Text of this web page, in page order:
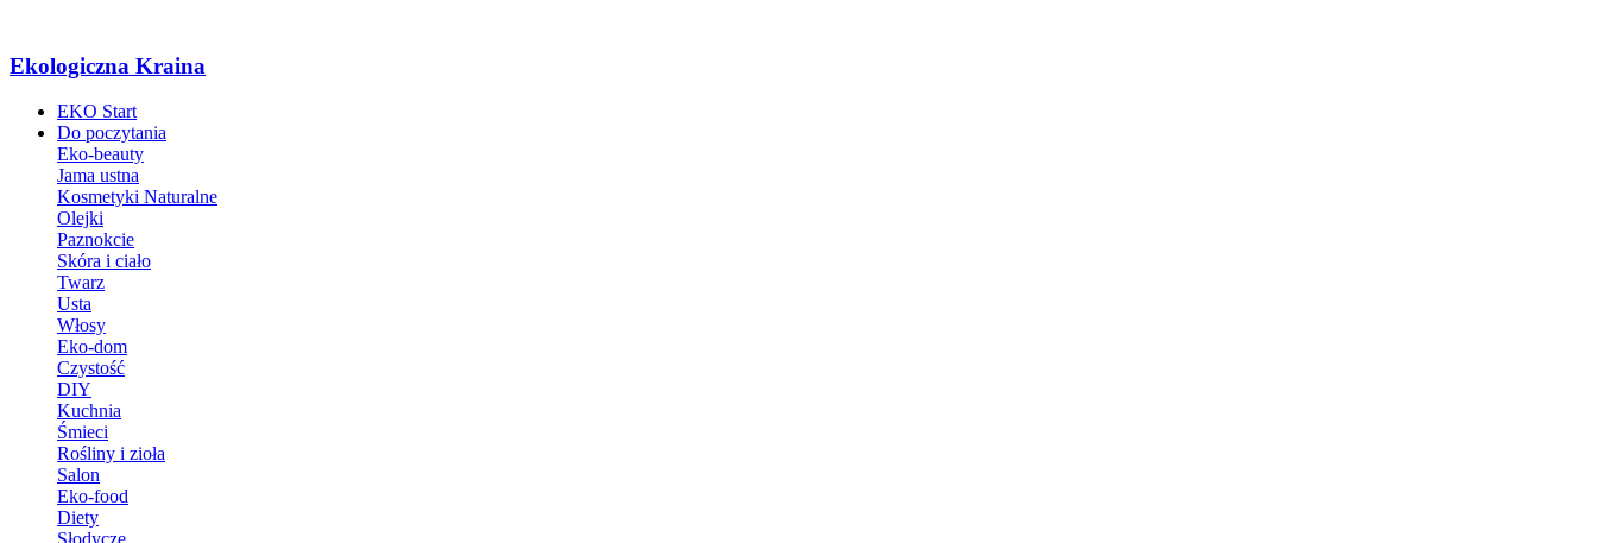
Ekologiczna Kraina
EKO Start
Do poczytania
Eko-beauty
Jama ustna
Kosmetyki Naturalne
Olejki
Paznokcie
Skóra i ciało
Twarz
Usta
Włosy
Eko-dom
Czystość
DIY
Kuchnia
Śmieci
Rośliny i zioła
Salon
Eko-food
Diety